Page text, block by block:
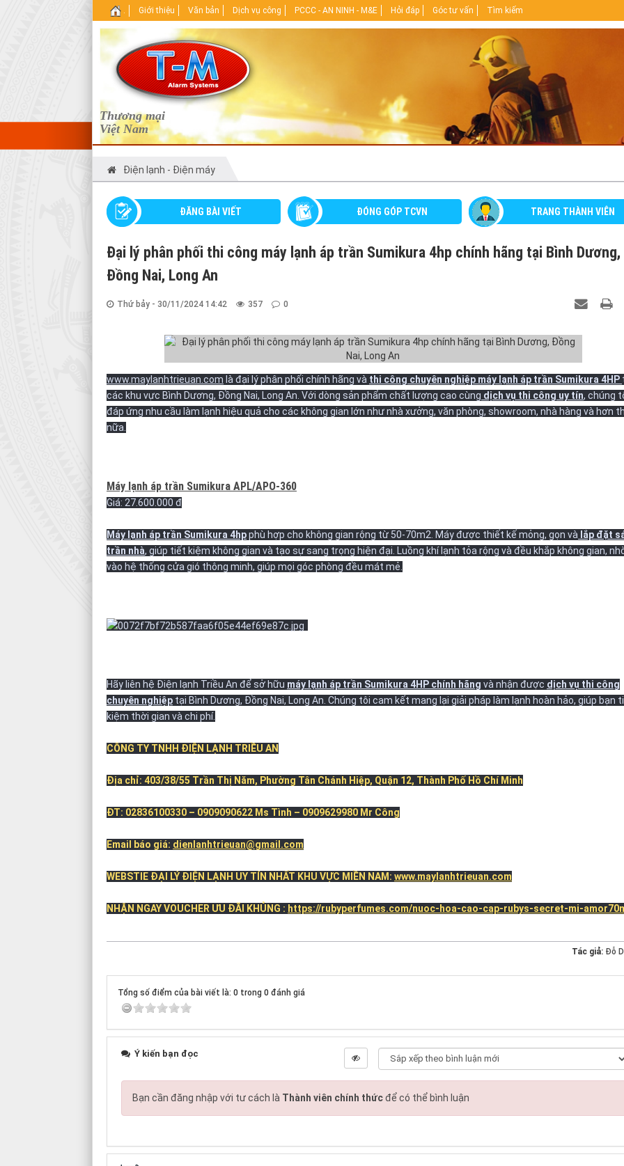
Thương mại
Việt Nam
. Giới thiệu Văn bản Dịch vụ công PCCC - AN NINH - M&E Hỏi đáp Góc tư vấn Tìm kiếm
Điện lạnh - Điện máy
ĐĂNG BÀI VIẾT ĐÓNG GÓP TCVN TRANG THÀNH VIÊN
Đại lý phân phối thi công máy lạnh áp trần Sumikura 4hp chính hãng tại Bình Dương,
Đồng Nai, Long An
Thứ bảy - 30/11/2024 14:42 357 0
www.maylanhtrieuan.com là đại lý phân phối chính hãng và thi công chuyên nghiệp máy lạnh áp trần Sumikura 4HP
các khu vực Bình Dương, Đồng Nai, Long An. Với dòng sản phẩm chất lượng cao cùng dịch vụ thi công uy tín, chúng
đáp ứng nhu cầu làm lạnh hiệu quả cho các không gian lớn như nhà xưởng, văn phòng, showroom, nhà hàng và hơn
nữa.
Máy lạnh áp trần Sumikura APL/APO-360
Giá: 27.600.000 đ
Máy lạnh áp trần Sumikura 4hpphù hợp cho không gian rộng từ 50-70m2. Máy được thiết kế mỏng, gọn và lắp đặt
trần nhà, giúp tiết kiệm không gian và tạo sự sang trọng hiện đại. Luồng khí lạnh tỏa rộng và đều khắp không gian,
vào hệ thống cửa gió thông minh, giúp mọi góc phòng đều mát mẻ.
Hãy liên hệ Điện lạnh Triều An để sở hữu máy lạnh áp trần Sumikura 4HP chính hãng và nhận được dịch vụ thi công
chuyên nghiệp tại Bình Dương, Đồng Nai, Long An. Chúng tôi cam kết mang lại giải pháp làm lạnh hoàn hảo, giúp bạn
kiệm thời gian và chi phí.
CÔNG TY TNHH ĐIỆN LẠNH TRIỀU AN
Địa chỉ: 403/38/55 Trần Thị Năm, Phường Tân Chánh Hiệp, Quận 12, Thành Phố Hồ Chí Minh
ĐT: 02836100330 – 0909090622 Ms Tình – 0909629980 Mr Công
Email báo giá: dienlanhtrieuan@gmail.com
WEBSTIE ĐẠI LÝ ĐIỆN LẠNH UY TÍN NHẤT KHU VỰC MIỀN NAM: www.maylanhtrieuan.com
NHẬN NGAY VOUCHER ƯU ĐÃI KHỦNG : https://rubyperfumes.com/nuoc-hoa-cao-cap-rubys-secret-mi-
Tác giả: Đỗ
Tổng số điểm của bài viết là: 0 trong 0 đánh giá
Ý kiến bạn đọc
Bạn cần đăng nhập với tư cách là Thành viên chính thứcđể có thể bình luận